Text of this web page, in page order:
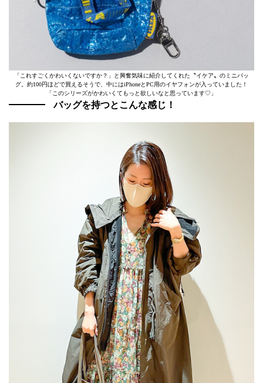
「これすごくかわいくないですか？」と興奮気味に紹介してくれた〝イケア〟のミニバッ
グ。約100円ほどで買えるそうで、中にはiPhoneとPC用のイヤフォンが入っていました！
「このシリーズがかわいくてもっと欲しいなと思っています♡」
バッグを持つとこんな感じ！